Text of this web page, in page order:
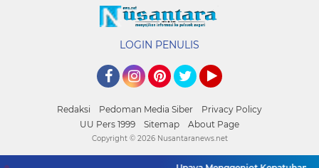
LOGIN PENULIS
Redaksi Pedoman Media Siber
Privacy Policy
UU Pers 1999
Sitemap About Page
Copyright © 2026 Nusantaranews.net